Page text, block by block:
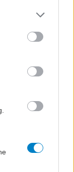
more Google
may click to
party tags to
below Google